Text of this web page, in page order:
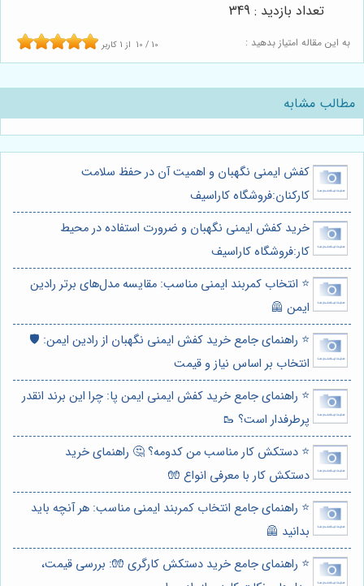
به این مقاله امتیاز بدهید : 10 / 10 از1 کاربر
تعداد بازدید : 349
مطالب مشابه
کفش ایمنی نگهبان و اهمیت آن در حفظ سلامت
کارکنان:فروشگاه کاراسیف
خرید کفش ایمنی نگهبان و ضرورت استفاده در محیط
کار:فروشگاه کاراسیف
⭐️ انتخاب کمربند ایمنی مناسب: مقایسه مدل‌های برتر رادین
ایمن 🦺
⭐️ راهنمای جامع خرید کفش ایمنی نگهبان از رادین ایمن: 🛡️
انتخاب بر اساس نیاز و قیمت
⭐️ راهنمای جامع خرید کفش ایمنی ایمن پا: چرا این برند انقدر
پرطرفدار است؟ 🥾
⭐️ دستکش کار مناسب من کدومه؟ 🤔 راهنمای خرید
دستکش کار با معرفی انواع 🧤
⭐️ راهنمای جامع انتخاب کمربند ایمنی مناسب: هر آنچه باید
بدانید 🦺
⭐️ راهنمای جامع خرید دستکش کارگری 🧤: بررسی قیمت،